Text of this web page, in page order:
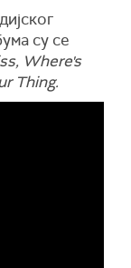
су се
Where's
Thing.